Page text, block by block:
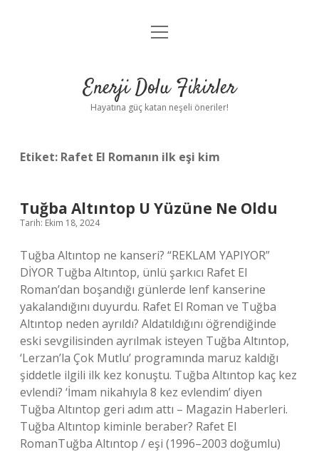
Anasayfa
Yasal Uyarı
menüyü
Enerji Dolu Fikirler
Hayatına güç katan neşeli öneriler!
Etiket: Rafet El Romanın ilk eşi kim
Tuğba Altıntop U Yüzüne Ne Oldu
Tarih: Ekim 18, 2024
Tuğba Altıntop ne kanseri? “REKLAM YAPIYOR”
DİYOR Tuğba Altıntop, ünlü şarkıcı Rafet El
Roman’dan boşandığı günlerde lenf kanserine
yakalandığını duyurdu. Rafet El Roman ve Tuğba
Altıntop neden ayrıldı? Aldatıldığını öğrendiğinde
eski sevgilisinden ayrılmak isteyen Tuğba Altıntop,
‘Lerzan’la Çok Mutlu’ programında maruz kaldığı
şiddetle ilgili ilk kez konuştu. Tuğba Altıntop kaç kez
evlendi? ‘İmam nikahıyla 8 kez evlendim’ diyen
Tuğba Altıntop geri adım attı – Magazin Haberleri.
Tuğba Altıntop kiminle beraber? Rafet El
RomanTuğba Altıntop / eşi (1996–2003 doğumlu)